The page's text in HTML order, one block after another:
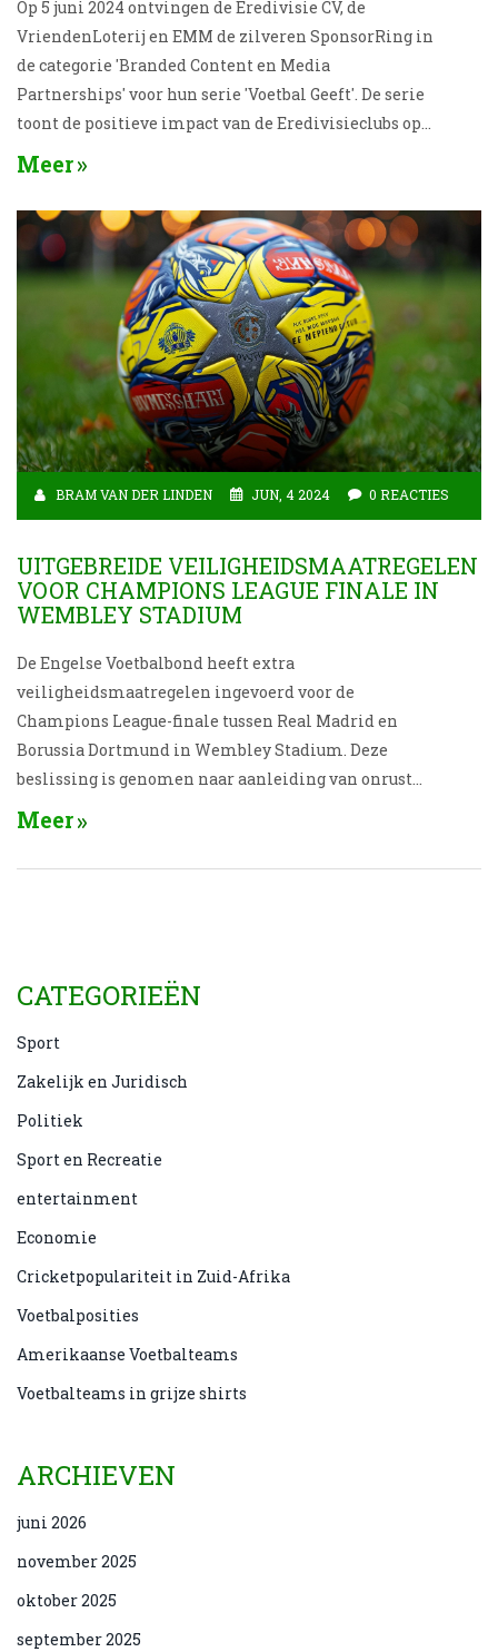
Op 5 juni 2024 ontvingen de Eredivisie CV, de
VriendenLoterij en EMM de zilveren SponsorRing in
de categorie 'Branded Content en Media
Partnerships' voor hun serie 'Voetbal Geeft'. De serie
toont de positieve impact van de Eredivisieclubs op
de samenleving en benadrukt hun
Meer
BRAM VAN DER LINDEN JUN, 4 2024 0 REACTIES
UITGEBREIDE VEILIGHEIDSMAATREGELEN
VOOR CHAMPIONS LEAGUE FINALE IN
WEMBLEY STADIUM
De Engelse Voetbalbond heeft extra
veiligheidsmaatregelen ingevoerd voor de
Champions League-finale tussen Real Madrid en
Borussia Dortmund in Wembley Stadium. Deze
beslissing is genomen naar aanleiding van onrust
tijdens de laatste EK-finale tussen Engeland en
stadion binnendrongen. Voor de finale is er zes
Meer
CATEGORIEËN
Sport
Zakelijk en Juridisch
Politiek
Sport en Recreatie
entertainment
Economie
Cricketpopulariteit in Zuid-Afrika
Voetbalposities
Amerikaanse Voetbalteams
Voetbalteams in grijze shirts
ARCHIEVEN
juni 2026
november 2025
oktober 2025
september 2025